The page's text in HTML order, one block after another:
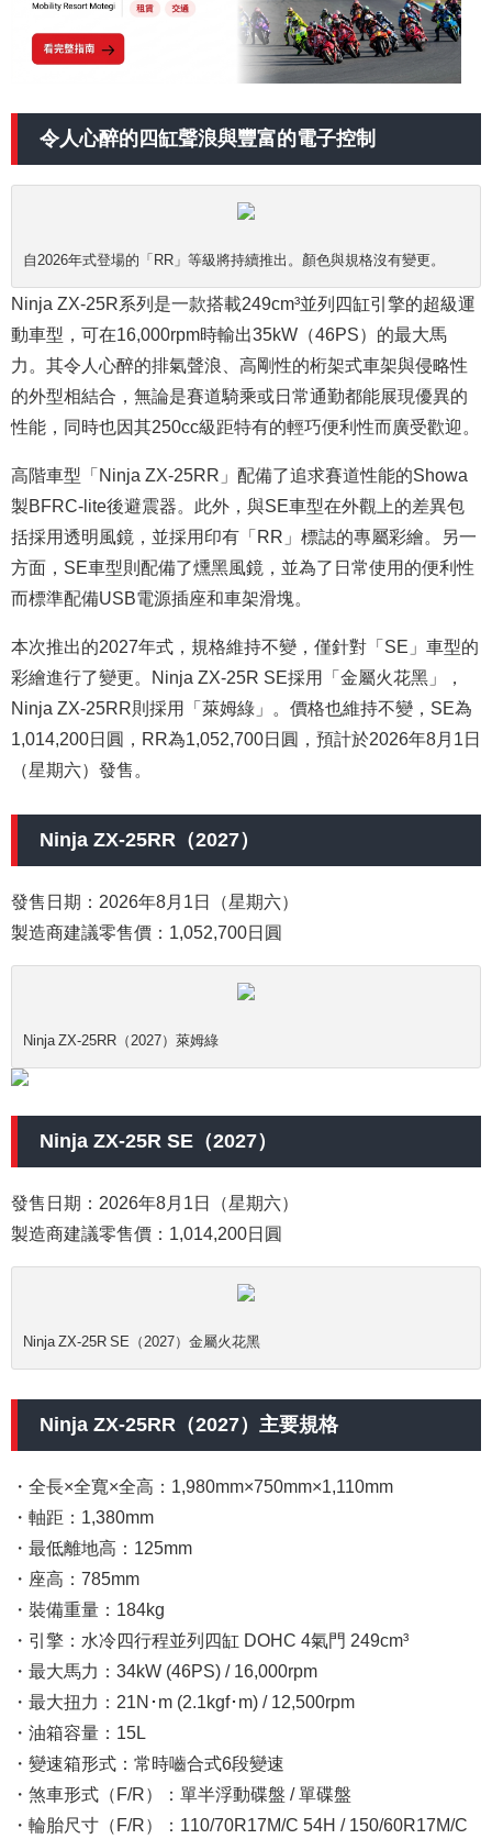
令人心醉的四缸聲浪與豐富的電子控制
自2026年式登場的「RR」等級將持續推出。顏色與規格沒有變更。
Ninja ZX-25R系列是一款搭載249cm³並列四缸引擎的超級運
動車型，可在16,000rpm時輸出35kW（46PS）的最大馬
力。其令人心醉的排氣聲浪、高剛性的桁架式車架與侵略性
的外型相結合，無論是賽道騎乘或日常通勤都能展現優異的
性能，同時也因其250cc級距特有的輕巧便利性而廣受歡迎。
高階車型「Ninja ZX-25RR」配備了追求賽道性能的Showa
製BFRC-lite後避震器。此外，與SE車型在外觀上的差異包
括採用透明風鏡，並採用印有「RR」標誌的專屬彩繪。另一
方面，SE車型則配備了燻黑風鏡，並為了日常使用的便利性
而標準配備USB電源插座和車架滑塊。
本次推出的2027年式，規格維持不變，僅針對「SE」車型的
彩繪進行了變更。Ninja ZX-25R SE採用「金屬火花黑」，
Ninja ZX-25RR則採用「萊姆綠」。價格也維持不變，SE為
1,014,200日圓，RR為1,052,700日圓，預計於2026年8月1日
（星期六）發售。
Ninja ZX-25RR（2027）
發售日期：2026年8月1日（星期六）
製造商建議零售價：1,052,700日圓
Ninja ZX-25RR（2027）萊姆綠
Ninja ZX-25R SE（2027）
發售日期：2026年8月1日（星期六）
製造商建議零售價：1,014,200日圓
Ninja ZX-25R SE（2027）金屬火花黑
Ninja ZX-25RR（2027）主要規格
・全長×全寬×全高：1,980mm×750mm×1,110mm
・軸距：1,380mm
・最低離地高：125mm
・座高：785mm
・裝備重量：184kg
・引擎：水冷四行程並列四缸 DOHC 4氣門 249cm³
・最大馬力：34kW (46PS) / 16,000rpm
・最大扭力：21N･m (2.1kgf･m) / 12,500rpm
・油箱容量：15L
・變速箱形式：常時嚙合式6段變速
・煞車形式（F/R）：單半浮動碟盤 / 單碟盤
・輪胎尺寸（F/R）：110/70R17M/C 54H / 150/60R17M/C